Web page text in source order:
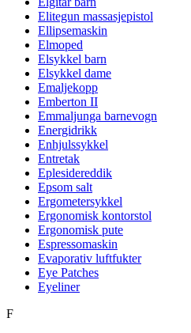
Elitegun massasjepistol
Ellipsemaskin
Elmoped
Elsykkel barn
Elsykkel dame
Emaljekopp
Emberton II
Emmaljunga barnevogn
Energidrikk
Enhjulssykkel
Entretak
Eplesidereddik
Epsom salt
Ergometersykkel
Ergonomisk kontorstol
Ergonomisk pute
Espressomaskin
Evaporativ luftfukter
Eye Patches
Eyeliner
F